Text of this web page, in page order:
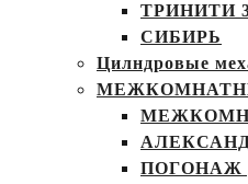
ТРИНИТИ
СИБИРЬ
Цилндровые
ПОГОНАЖ